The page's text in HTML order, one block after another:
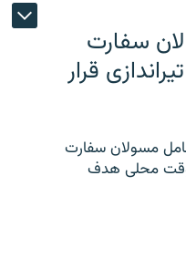
سفارت
قرار
مسولان سفارت
وقت محلی هدف